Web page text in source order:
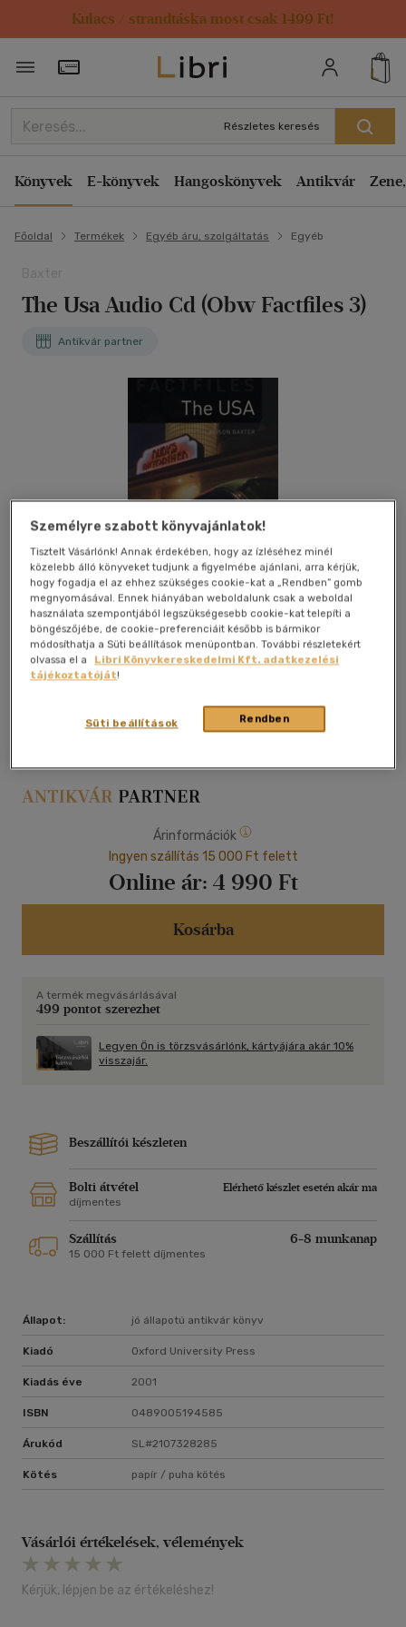
Kulacs / strandtáska most csak 1499 Ft!
Törzsvásárlói Kártya adatai
Részletes keresés
Könyvek E-könyvek Hangoskönyvek Antikvár
Főoldal Termékek Egyéb áru, szolgáltatás Egyéb
The Usa Audio Cd (Obw Factfiles 3)
Antikvár partner
Árinformációk
Ingyen szállítás 15 000 Ft felett
Online ár: 4 990 Ft
Kosárba
A termék megvásárlásával
499 pontot szerezhet
Legyen Ön is törzsvásárlónk, kártyájára akár 10%
visszajár.
Beszállítói készleten
Bolti átvétel
Elérhető készlet esetén akár ma
díjmentes
Szállítás 6-8 munkanap
15 000 Ft felett díjmentes
Állapot: jó állapotú antikvár könyv
Kiadó Oxford University Press
Kiadás éve 2001
ISBN 0489005194585
Árukód SL#2107328285
Kötés papír / puha kötés
Vásárlói értékelések, vélemények
Kérjük, lépjen be az értékeléshez!
Személyre szabott könyvajánlatok!
Tisztelt Vásárlónk! Annak érdekében, hogy az ízléséhez minél
közelebb álló könyveket tudjunk a figyelmébe ajánlani, arra kérjük,
hogy fogadja el az ehhez szükséges cookie-kat a „Rendben” gomb
megnyomásával. Ennek hiányában weboldalunk csak a weboldal
használata szempontjából legszükségesebb cookie-kat telepíti a
böngészőjébe, de cookie-preferenciáit később is bármikor
módosíthatja a Süti beállítások menüpontban. További részletekért
olvassa el a
Libri Könyvkereskedelmi Kft. adatkezelési
tájékoztatóját!
Rendben
Süti beállítások